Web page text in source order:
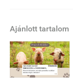
Ajánlott tartalom